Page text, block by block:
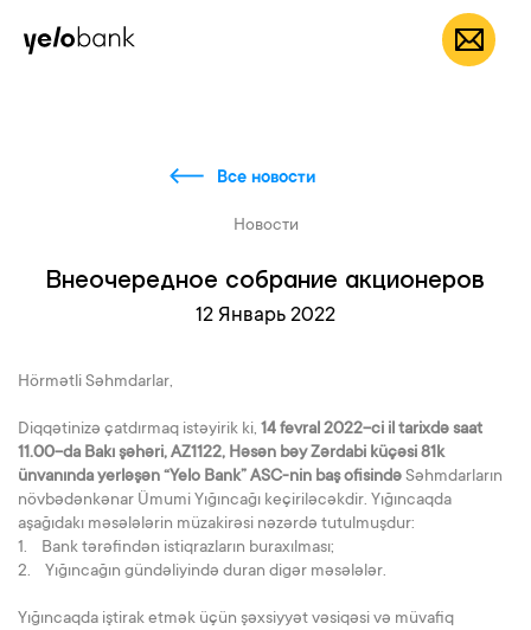
Частным лицам RU
Все новости
Новости
Внеочередное собрание акционеров
12 Январь 2022
Hörmətli Səhmdarlar,
Diqqətinizə çatdırmaq istəyirik ki, 14 fevral 2022-ci il tarixdə saat
11.00-da Bakı şəhəri, AZ1122, Həsən bəy Zərdabi küçəsi 81k
ünvanında yerləşən “Yelo Bank” ASC-nin baş ofisindəSəhmdarların
növbədənkənar Ümumi Yığıncağı keçiriləcəkdir. Yığıncaqda
aşağıdakı məsələlərin müzakirəsi nəzərdə tutulmuşdur:
1. Bank tərəfindən istiqrazların buraxılması;
2. Yığıncağın gündəliyində duran digər məsələlər.
Yığıncaqda iştirak etmək üçün şəxsiyyət vəsiqəsi və müvafiq